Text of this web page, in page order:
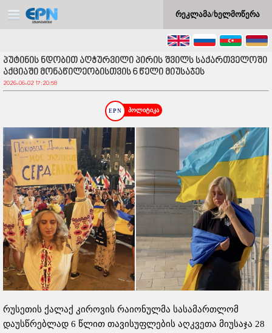
რეკლამა/ხელმოწერა
პუტინის ნდობით აღჭურვილი პირის შვილს საქართველოში
აქციაში მონაწილეობისთვის 6 წელი მიუსაჯეს
2026-06-02 17:20:58
პოლიტიკა
რუსეთის ქალაქ კიროვის რაიონულმა სასამართლომ
დაუსწრებლად 6 წლით თავისუფლების აღკვეთა მიუსაჯა 28